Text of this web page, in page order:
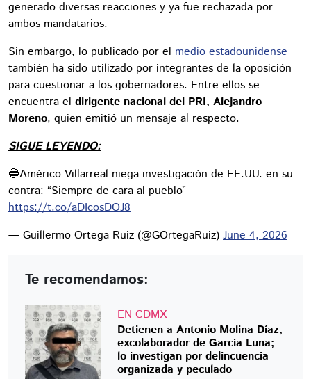
generado diversas reacciones y ya fue rechazada por
ambos mandatarios.
Sin embargo, lo publicado por el medio estadounidense
también ha sido utilizado por integrantes de la oposición
para cuestionar a los gobernadores. Entre ellos se
encuentra el dirigente nacional del PRI, Alejandro
Moreno, quien emitió un mensaje al respecto.
SIGUE LEYENDO:
🔵Américo Villarreal niega investigación de EE.UU. en su
contra: “Siempre de cara al pueblo”
https://t.co/aDIcosDOJ8
— Guillermo Ortega Ruiz (@GOrtegaRuiz) June 4, 2026
Te recomendamos:
EN CDMX
Detienen a Antonio Molina Díaz,
excolaborador de García Luna;
lo investigan por delincuencia
organizada y peculado